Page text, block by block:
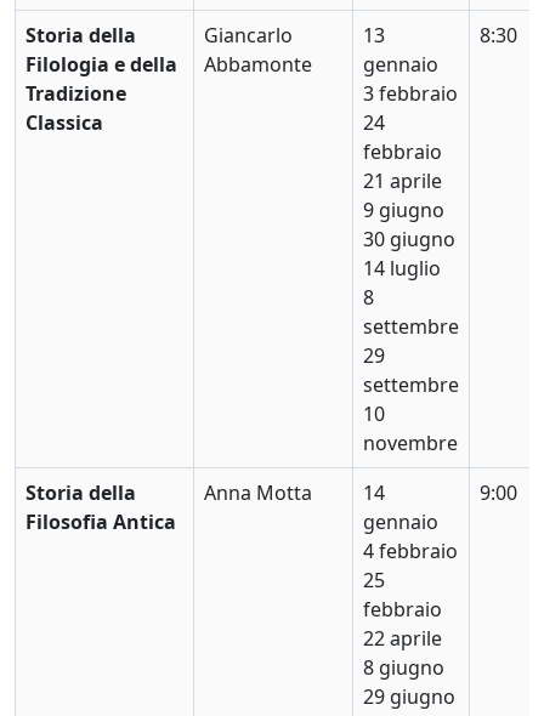
Storia della
Filologia e della
Tradizione
Classica
Giancarlo
Abbamonte
13
gennaio
3 febbraio
24
febbraio
21 aprile
9 giugno
30 giugno
14 luglio
8
settembre
29
settembre
10
novembre
8:30
Storia della
Filosofia Antica
Anna Motta
14
gennaio
4 febbraio
25
febbraio
22 aprile
8 giugno
29 giugno
9:00